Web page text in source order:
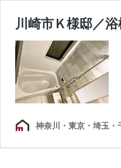
川崎市Ｋ様邸／
神奈川・東京・埼玉・